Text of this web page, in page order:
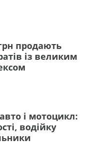
продають
із великим
і мотоцикл:
водійку